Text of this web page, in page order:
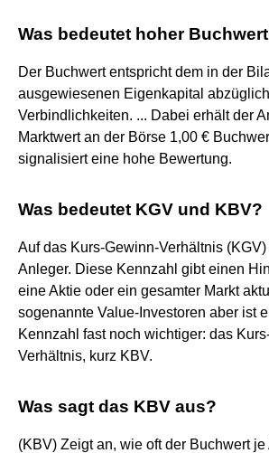
Was bedeutet hoher
Der Buchwert entspricht dem in der
ausgewiesenen Eigenkapital
Verbindlichkeiten. ... Dabei erhält der
Marktwert an der Börse 1,00 €
signalisiert eine hohe Bewertung.
Was bedeutet KGV und KBV?
Auf das Kurs-Gewinn-Verhältnis
Anleger. Diese Kennzahl gibt einen
eine Aktie oder ein gesamter Markt
sogenannte Value-Investoren aber ist
Kennzahl fast noch wichtiger: das
Verhältnis, kurz KBV.
Was sagt das KBV aus?
(KBV) Zeigt an, wie oft der Buchwert